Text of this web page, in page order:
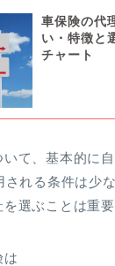
車保険の代
い・特徴と
チャート
て、基本的に
される条件は少
選ぶことは重要
は